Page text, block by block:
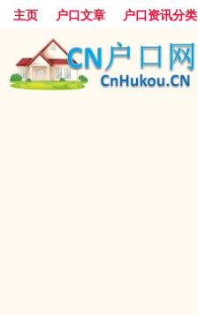
主页 户口文章 户口资讯分类